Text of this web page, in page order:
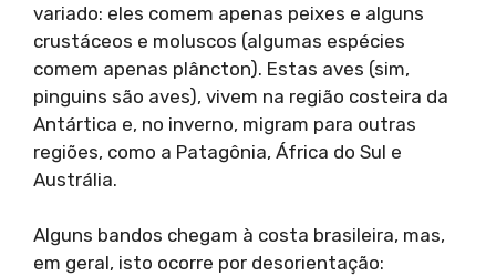
variado: eles comem apenas peixes e alguns
crustáceos e moluscos (algumas espécies
comem apenas plâncton). Estas aves (sim,
pinguins são aves), vivem na região costeira da
Antártica e, no inverno, migram para outras
regiões, como a Patagônia, África do Sul e
Austrália.
Alguns bandos chegam à costa brasileira, mas,
em geral, isto ocorre por desorientação: